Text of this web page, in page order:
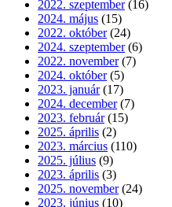
2022. szeptember (16)
2024. május (15)
2022. október (24)
2024. szeptember (6)
2022. november (7)
2024. október (5)
2023. január (17)
2024. december (7)
2023. február (15)
2025. április (2)
2023. március (110)
2025. július (9)
2023. április (3)
2025. november (24)
2023. június (10)